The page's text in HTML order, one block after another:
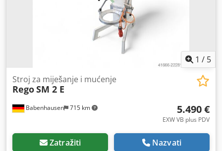
1 / 5
Babenhausen 715 km
Stroj za miješanje i mućenje
RegoSM 2 E
5.490 €
EXW VB plus PDV
Zatražiti Nazvati